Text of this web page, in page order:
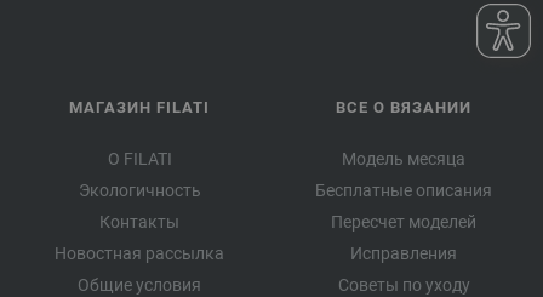
МАГАЗИН FILATI
О FILATI
Экологичность
Контакты
Новостная рассылка
Общие условия
ВСЕ О ВЯЗАНИИ
Модель месяца
Бесплатные описания
Пересчет моделей
Исправления
Советы по уходу